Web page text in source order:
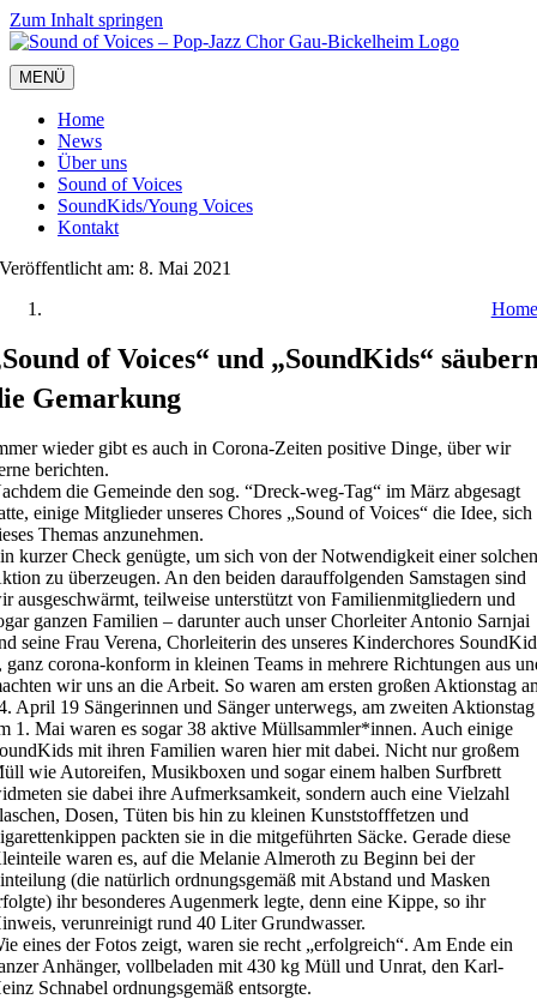
Zum Inhalt springen
MENÜ
Home
News
Über uns
Sound of Voices
SoundKids/Young Voices
Kontakt
Veröffentlicht am: 8. Mai 2021
Home
of Voices“ und „SoundKids“
Gemarkung
wieder gibt es auch in Corona-Zeiten positive Dinge, über wir
berichten.
die Gemeinde den sog. “Dreck-weg-Tag“ im März abgesagt
einige Mitglieder unseres Chores „Sound of Voices“ die Idee, sich
Themas anzunehmen.
kurzer Check genügte, um sich von der Notwendigkeit einer
zu überzeugen. An den beiden darauffolgenden Samstagen sind
ausgeschwärmt, teilweise unterstützt von Familienmitgliedern und
ganzen Familien – darunter auch unser Chorleiter Antonio Sarnjai
seine Frau Verena, Chorleiterin des unseres Kinderchores
ganz corona-konform in kleinen Teams in mehrere Richtungen aus
wir uns an die Arbeit. So waren am ersten großen Aktionstag
April 19 Sängerinnen und Sänger unterwegs, am zweiten Aktionstag
1. Mai waren es sogar 38 aktive Müllsammler*innen. Auch einige
mit ihren Familien waren hier mit dabei. Nicht nur großem
wie Autoreifen, Musikboxen und sogar einem halben Surfbrett
sie dabei ihre Aufmerksamkeit, sondern auch eine Vielzahl
Dosen, Tüten bis hin zu kleinen Kunststofffetzen und
packten sie in die mitgeführten Säcke. Gerade diese
waren es, auf die Melanie Almeroth zu Beginn bei der
(die natürlich ordnungsgemäß mit Abstand und Masken
ihr besonderes Augenmerk legte, denn eine Kippe, so ihr
verunreinigt rund 40 Liter Grundwasser.
eines der Fotos zeigt, waren sie recht „erfolgreich“. Am Ende ein
Anhänger, vollbeladen mit 430 kg Müll und Unrat, den Karl-
Schnabel ordnungsgemäß entsorgte.